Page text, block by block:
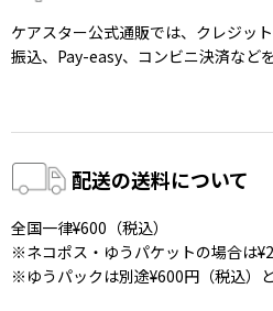
ケアスター公式通販では、クレジッ
振込、Pay-easy、コンビニ決済など
配送の送料について
全国一律¥600（税込）
※ネコポス・ゆうパケットの場合は
※ゆうパックは別途¥600円（税込）と